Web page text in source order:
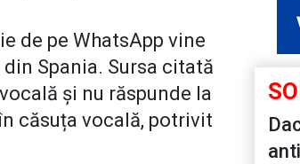
de pe WhatsApp vine
Spania. Sursa citată
și nu răspunde la
căsuța vocală, potrivit